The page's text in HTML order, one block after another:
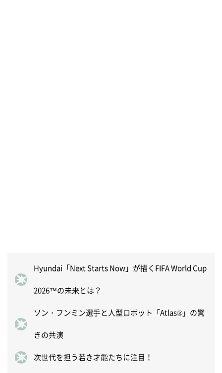
Hyundai「Next Starts Now」が描くFIFA World Cup
2026™の未来とは？
ソン・フンミン選手と人型ロボット「Atlas®」の驚
きの共演
次世代を担う若き才能たちに注目！